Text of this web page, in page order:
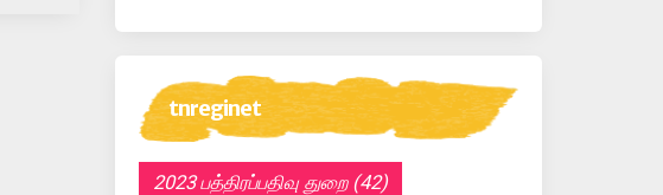
tnreginet
2023 பத்திரப்பதிவு துறை(42)